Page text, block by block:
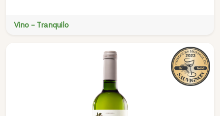
Vino - Tranquilo